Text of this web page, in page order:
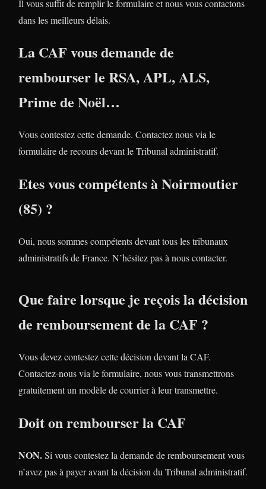
Il vous suffit de remplir le formulaire et nous vous contactons
dans les meilleurs délais.
La CAF vous demande de
rembourser le RSA, APL, ALS,
Prime de Noël…
Vous contestez cette demande. Contactez nous via le
formulaire de recours devant le Tribunal administratif.
Etes vous compétents à Noirmoutier
(85) ?
Oui, nous sommes compétents devant tous les tribunaux
administratifs de France. N’hésitez pas à nous contacter.
Que faire lorsque je reçois la décision
de remboursement de la CAF ?
Vous devez contestez cette décision devant la CAF.
Contactez-nous via le formulaire, nous vous transmettrons
gratuitement un modèle de courrier à leur transmettre.
Doit on rembourser la CAF
NON.Si vous contestez la demande de remboursement vous
n’avez pas à payer avant la décision du Tribunal administratif.